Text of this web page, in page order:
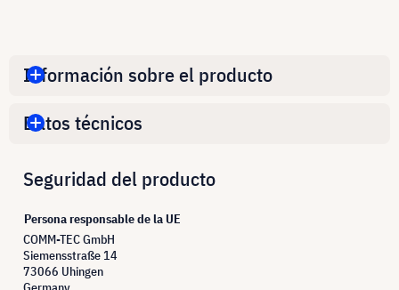
Información sobre el producto
Datos técnicos
Seguridad del producto
Persona responsable de la UE
COMM-TEC GmbH
Siemensstraße 14
73066 Uhingen